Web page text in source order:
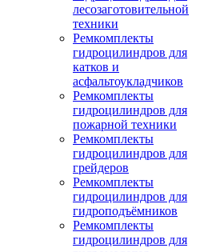
лесозаготовительной
техники
Ремкомплекты
гидроцилиндров для
катков и
асфальтоукладчиков
Ремкомплекты
гидроцилиндров для
пожарной техники
Ремкомплекты
гидроцилиндров для
грейдеров
Ремкомплекты
гидроцилиндров для
гидроподъёмников
Ремкомплекты
гидроцилиндров для